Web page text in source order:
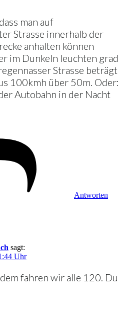
man auf
Strasse innerhalb der
anhalten können
im Dunkeln leuchten grad
Strasse beträgt
100kmh über 50m. Oder:
Autobahn in der Nacht
Antworten
sagt:
Uhr
fahren wir alle 120. Du